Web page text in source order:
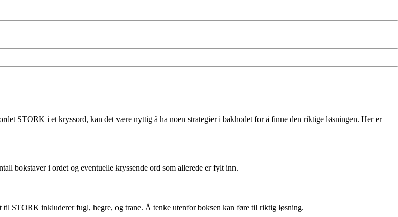
STORK i et kryssord, kan det være nyttig å ha noen strategier i bakhodet for å finne den riktige løsningen. Her er
bokstaver i ordet og eventuelle kryssende ord som allerede er fylt inn.
STORK inkluderer fugl, hegre, og trane. Å tenke utenfor boksen kan føre til riktig løsning.